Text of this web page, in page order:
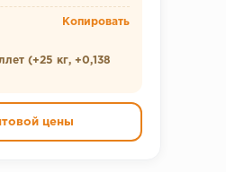
Копировать
(+25 кг, +0,138
цены